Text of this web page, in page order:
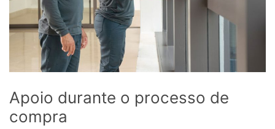
Apoio durante o processo de
compra